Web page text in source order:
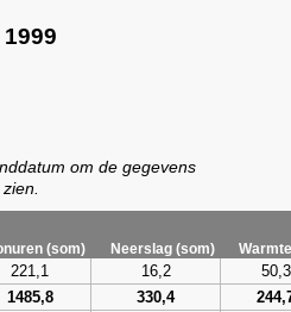
om de gegevens
(som) Neerslag (som)
221,1 16,2 50,3
1485,8 330,4